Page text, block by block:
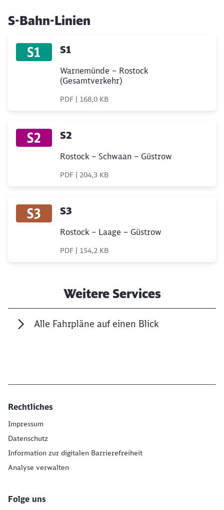
S-Bahn-Linien
S1
Warnemünde – Rostock
(Gesamtverkehr)
PDF | 168,0 KB
S2
Rostock – Schwaan – Güstrow
PDF | 204,3 KB
S3
Rostock – Laage – Güstrow
PDF | 154,2 KB
Weitere Services
Alle Fahrpläne auf einen Blick
Rechtliches
Impressum
Datenschutz
Information zur digitalen Barrierefreiheit
Analyse verwalten
Folge uns